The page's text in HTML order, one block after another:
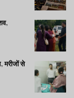
मरीजों से